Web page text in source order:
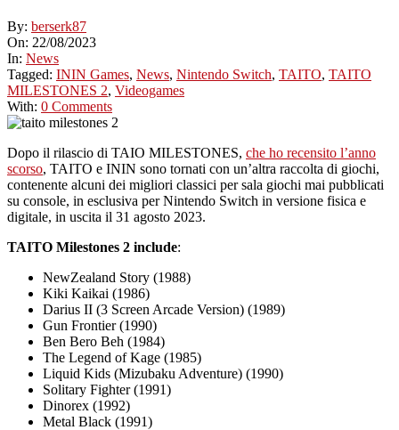
By: berserk87
On: 22/08/2023
In: News
Tagged: ININ Games, News, Nintendo Switch, TAITO, TAITO
MILESTONES 2, Videogames
With: 0 Comments
Dopo il rilascio di TAIO MILESTONES, che ho recensito l’anno
scorso, TAITO e ININ sono tornati con un’altra raccolta di giochi,
contenente alcuni dei migliori classici per sala giochi mai pubblicati
su console, in esclusiva per Nintendo Switch in versione fisica e
digitale, in uscita il 31 agosto 2023.
TAITO Milestones 2 include:
NewZealand Story (1988)
Kiki Kaikai (1986)
Darius II (3 Screen Arcade Version) (1989)
Gun Frontier (1990)
Ben Bero Beh (1984)
The Legend of Kage (1985)
Liquid Kids (Mizubaku Adventure) (1990)
Solitary Fighter (1991)
Dinorex (1992)
Metal Black (1991)